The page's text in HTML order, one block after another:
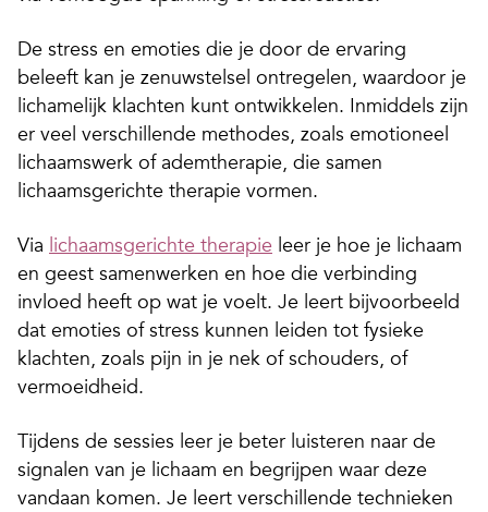
De stress en emoties die je door de ervaring
beleeft kan je zenuwstelsel ontregelen, waardoor je
lichamelijk klachten kunt ontwikkelen. Inmiddels zijn
er veel verschillende methodes, zoals emotioneel
lichaamswerk of ademtherapie, die samen
lichaamsgerichte therapie vormen.
Via lichaamsgerichte therapie leer je hoe je lichaam
en geest samenwerken en hoe die verbinding
invloed heeft op wat je voelt. Je leert bijvoorbeeld
dat emoties of stress kunnen leiden tot fysieke
klachten, zoals pijn in je nek of schouders, of
vermoeidheid.
Tijdens de sessies leer je beter luisteren naar de
signalen van je lichaam en begrijpen waar deze
vandaan komen. Je leert verschillende technieken